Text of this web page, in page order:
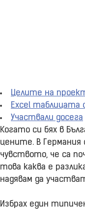
Целите на
Excel таблицата
Участвали досега
Когато си бях в
цените. В Германия
чувството, че са
това каква е
надявам да
Избрах един